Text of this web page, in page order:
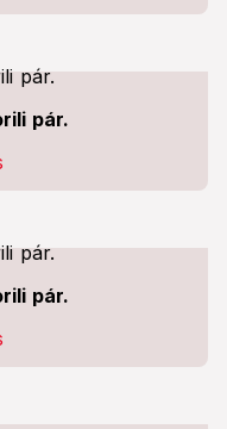
pár.
pár.